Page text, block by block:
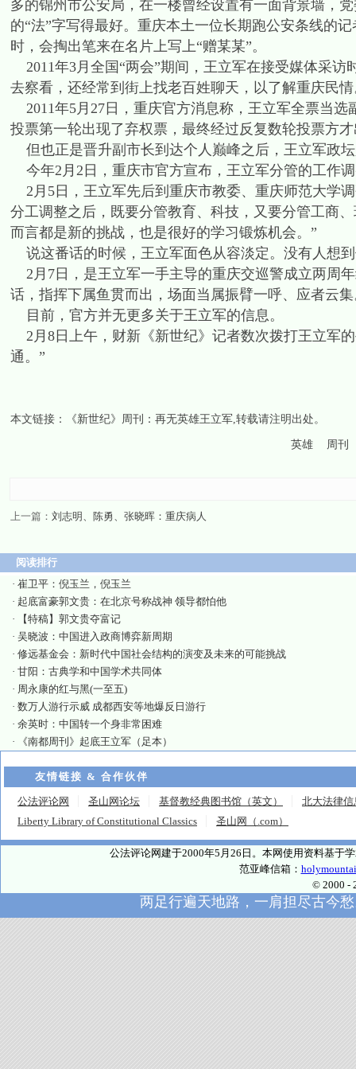
多的锦州市公安局，在一楼曾经设置有一面背景墙，
的“法”字写得最好。重庆本土一位长期跑公安条线的
时，会掏出笔来在名片上写上“赠某某”。
2011年3月全国“两会”期间，王立军在接受媒体采
去察看，还经常到街上找老百姓聊天，以了解重庆民情
2011年5月27日，重庆官方消息称，王立军全票当
投票第一轮出现了弃权票，最终经过反复数轮投票方
但也正是晋升副市长到达个人巅峰之后，王立军政
今年2月2日，重庆市官方宣布，王立军分管的工作
2月5日，王立军先后到重庆市教委、重庆师范大学
分工调整之后，既要分管教育、科技，又要分管工商
而言都是新的挑战，也是很好的学习锻炼机会。”
说这番话的时候，王立军面色从容淡定。没有人想
2月7日，是王立军一手主导的重庆交巡警成立两周
话，指挥下属鱼贯而出，场面当属振臂一呼、应者云集
目前，官方并无更多关于王立军的信息。
2月8日上午，财新《新世纪》记者数次拨打王立军
通。”
本文链接： 《新世纪》周刊：再无英雄王立军,转载请注明出处。
英雄 周刊
上一篇： 刘志明、陈勇、张晓晖：重庆病人
阅读排行
· 崔卫平：倪玉兰，倪玉兰
· 起底富豪郭文贵：在北京号称战神 领导都怕他
·
【特稿】郭文贵夺富记
· 吴晓波：中国进入政商博弈新周期
· 修远基金会：新时代中国社会结构的演变及未来的可能挑战
· 甘阳：古典学和中国学术共同体
· 周永康的红与黑(一至五)
· 数万人游行示威 成都西安等地爆反日游行
· 余英时：中国转一个身非常困难
·
《南都周刊》起底王立军（足本）
友情链接 & 合作伙伴
公法评论网 圣山网论坛 基督教经典图书馆（英文）
北大法律信
Liberty Library of Constitutional Classics
圣山网（.com）
公法评论网建于2000年5月26日。本网使用资料基于
范亚峰信箱：
© 2000 -
两足行遍天地路，一肩担尽古今